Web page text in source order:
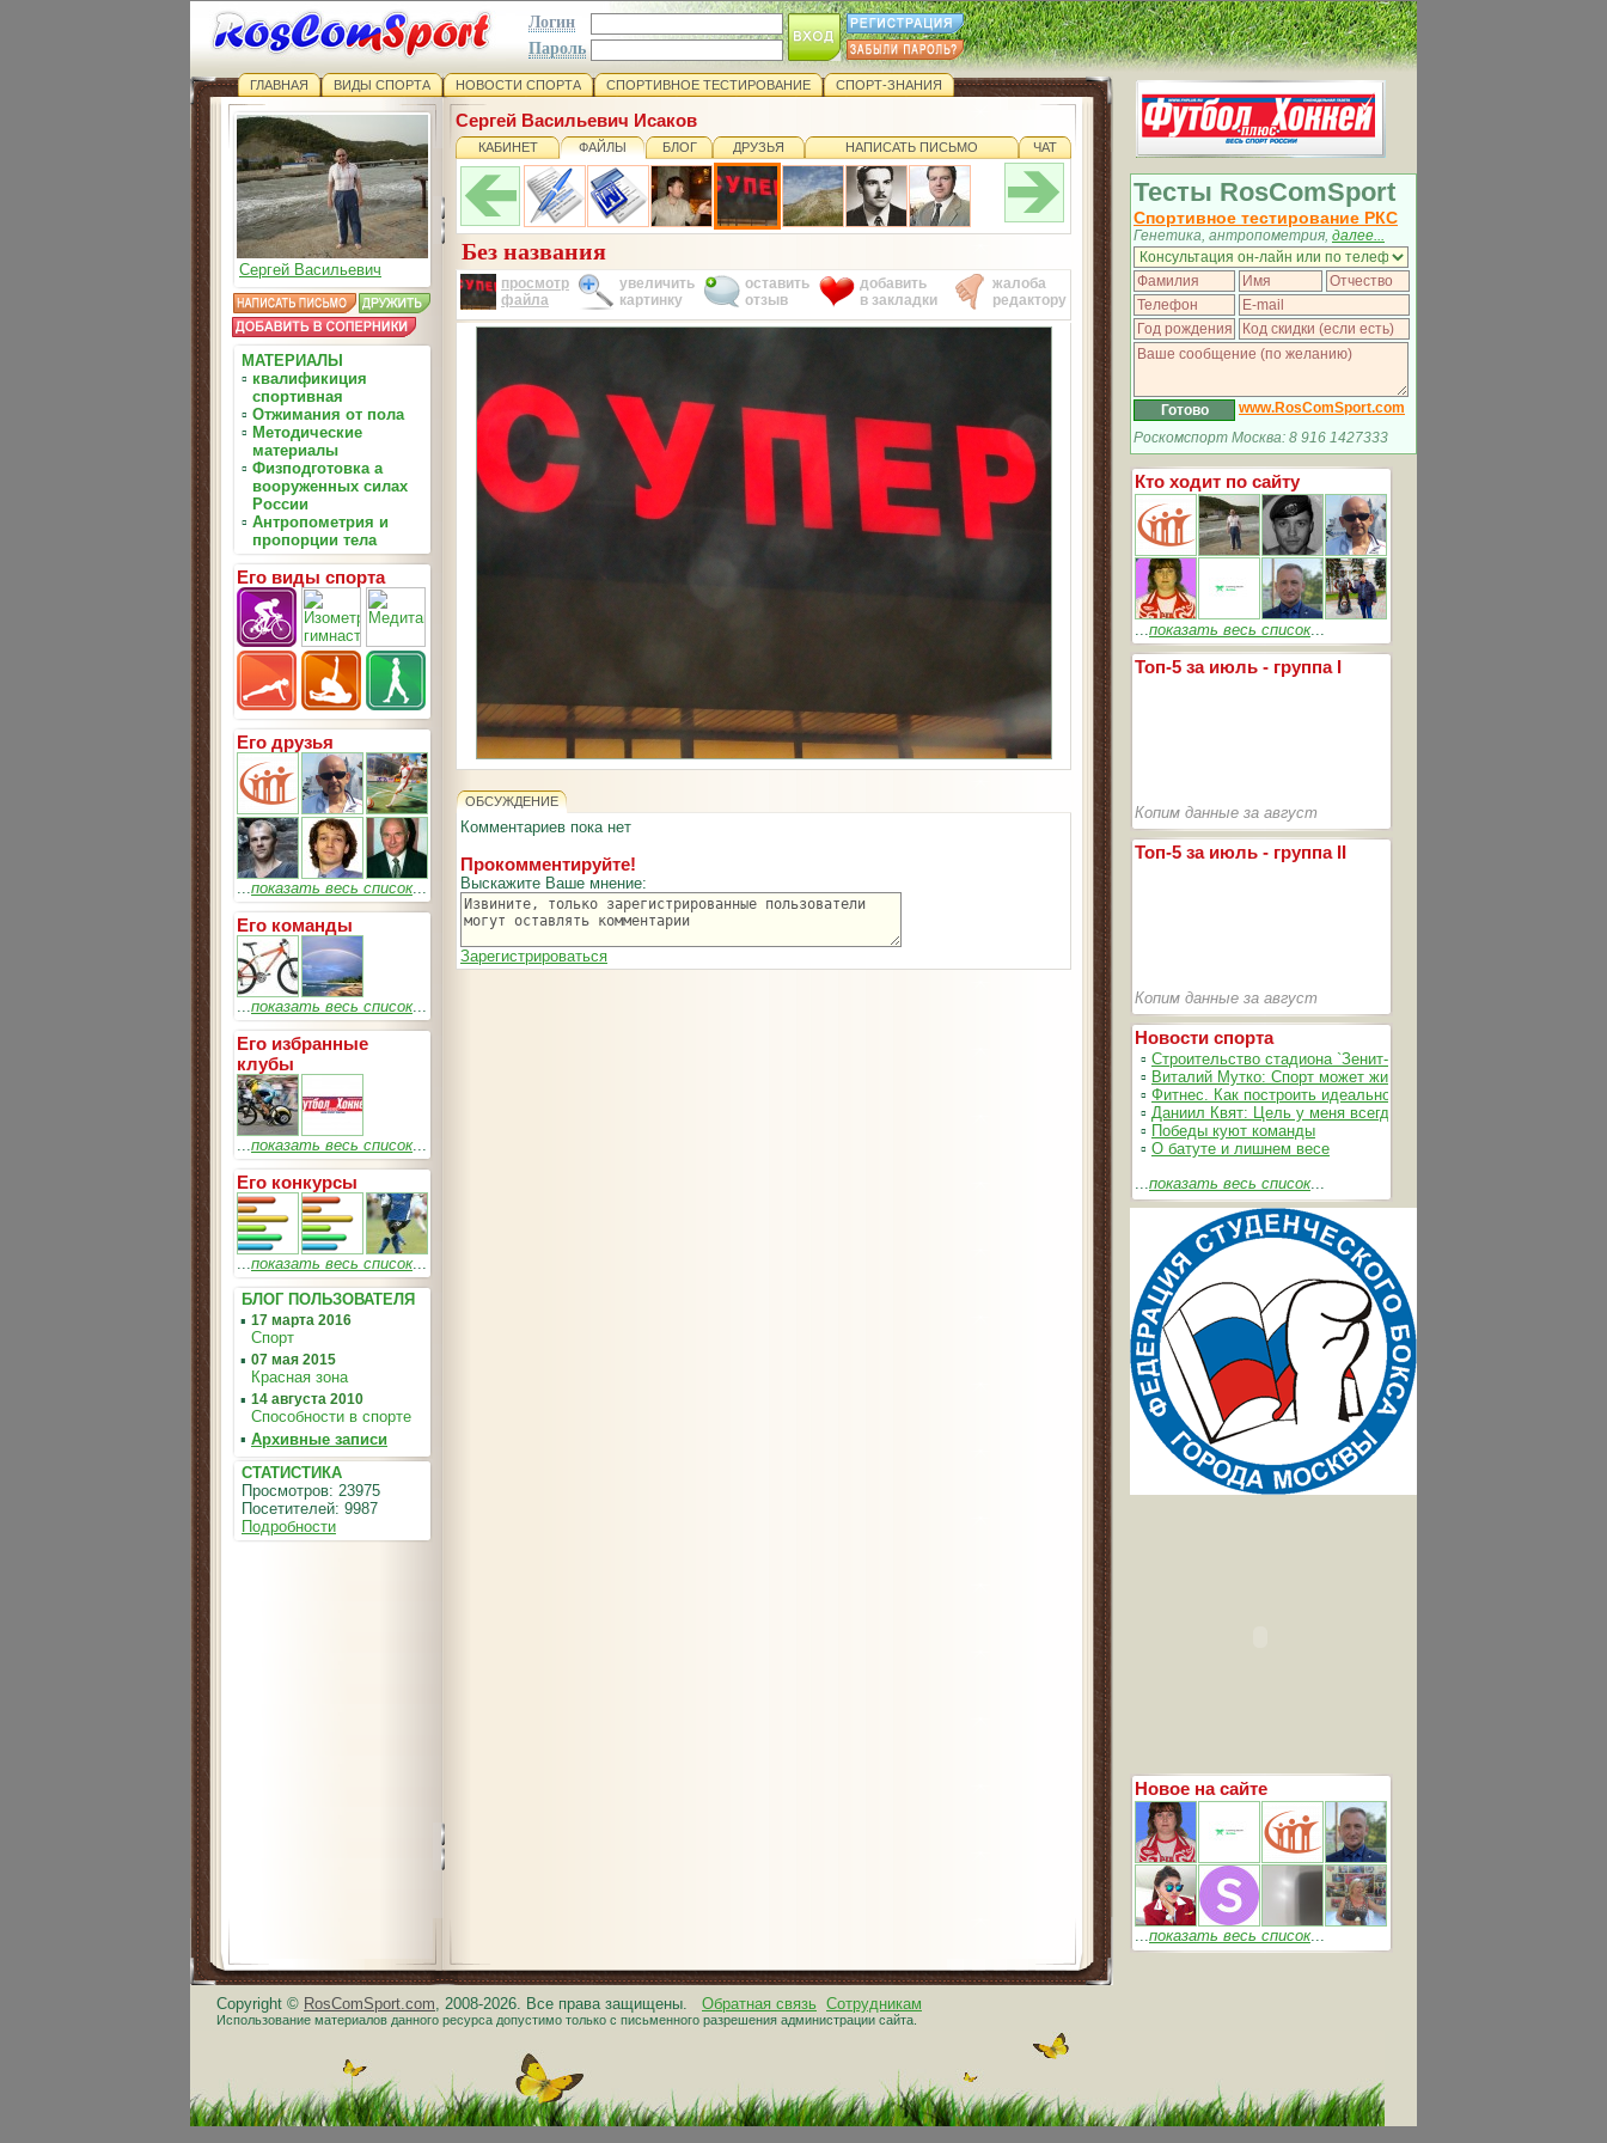
Логин
Пароль
ГЛАВНАЯ ВИДЫ СПОРТА НОВОСТИ СПОРТА СПОРТИВНОЕ ТЕСТИРОВАНИЕ СПОРТ-ЗНАНИЯ
Сергей Васильевич
МАТЕРИАЛЫ
▫ квалификиция
спортивная
▫ Отжимания от пола
▫ Методические
материалы
▫ Физподготовка а
вооруженных силах
России
▫ Антропометрия и
пропорции тела
Его виды спорта
Его друзья
...показать весь список...
Его команды
...показать весь список...
Его избранные
клубы
...показать весь список...
Его конкурсы
...показать весь список...
БЛОГ ПОЛЬЗОВАТЕЛЯ
▪ 17 марта 2016
Спорт
▪ 07 мая 2015
Красная зона
▪ 14 августа 2010
Способности в спорте
▪ Архивные записи
СТАТИСТИКА
Просмотров: 23975
Посетителей: 9987
Подробности
Сергей Васильевич Исаков
КАБИНЕТ ФАЙЛЫ БЛОГ ДРУЗЬЯ НАПИСАТЬ ПИСЬМО ЧАТ
Без названия
просмотр
файла
увеличить
картинку
оставить
отзыв
добавить
в закладки
жалоба
редактору
ОБСУЖДЕНИЕ
Комментариев пока нет
Прокомментируйте!
Выскажите Ваше мнение:
Зарегистрироваться
Copyright © RosComSport.com, 2008-2026. Все права защищены. Обратная связь Сотрудникам
Использование материалов данного ресурса допустимо только с письменного разрешения администрации сайта.
Тесты RosComSport
Спортивное тестирование РКС
Генетика, антропометрия, далее...
www.RosComSport.com
Роскомспорт Москва: 8 916 1427333
Кто ходит по сайту
...показать весь список...
Топ-5 за июль - группа I
Копим данные за август
Топ-5 за июль - группа II
Копим данные за август
Новости спорта
▫ Строительство стадиона `Зенит-Арена` идет согласно
▫ Виталий Мутко: Спорт может жить без допинга
▫ Фитнес. Как построить идеальное тело
▫ Даниил Квят: Цель у меня всегда одна – выжимать из себя
▫ Победы куют команды
▫ О батуте и лишнем весе
...показать весь список...
Новое на сайте
...показать весь список...